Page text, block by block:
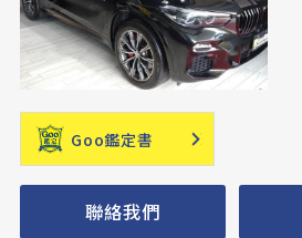
Goo鑑定書
聯絡我們